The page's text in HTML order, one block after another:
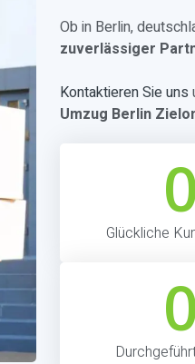
Ob in Berlin,
zuverlässiger
Kontaktieren Sie uns
Umzug Berlin
Glückliche
0
0